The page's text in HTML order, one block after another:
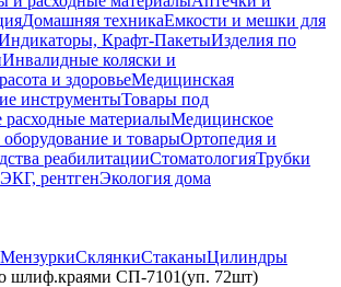
Домашняя техникаЕмкости и мешки для
Крафт-ПакетыИзделия по
Инвалидные коляски и
и здоровьеМедицинская
инструментыТовары под
материалыМедицинское
и товарыОртопедия и
реабилитацииСтоматологияТрубки
рентгенЭкология дома
МензуркиСклянкиСтаканыЦилиндры
шлиф.краями СП-7101(уп. 72шт)